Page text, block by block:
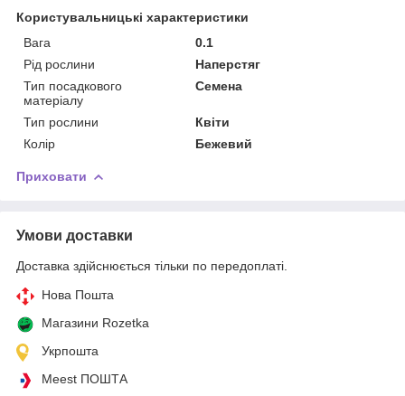
Користувальницькі характеристики
Вага
0.1
Рід рослини
Наперстяг
Тип посадкового
матеріалу
Семена
Тип рослини
Квіти
Колір
Бежевий
Приховати
Умови доставки
Доставка здійснюється тільки по передоплаті.
Нова Пошта
Магазини Rozetka
Укрпошта
Meest ПОШТА